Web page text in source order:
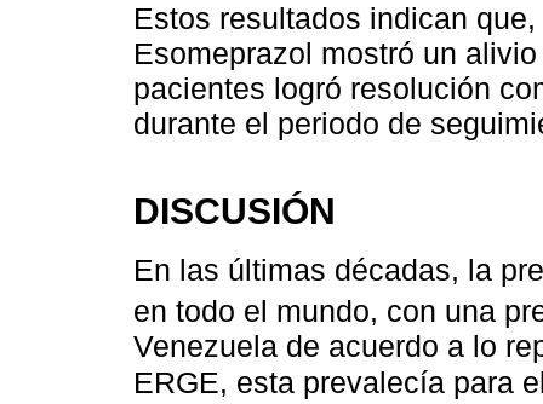
Estos resultados indican
Esomeprazol mostró un
pacientes logró resolución
durante el periodo de
DISCUSIÓN
En las últimas décadas, la
en todo el mundo, con una
Venezuela de acuerdo a lo
ERGE, esta prevalecía para